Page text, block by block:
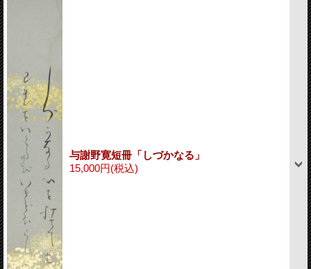
与謝野寛短冊「しづかなる」
15,000円(税込)